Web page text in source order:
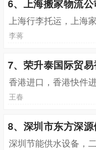
6、上海搬家物流公
上海行李托运，上海
李蒋
7、荣升泰国际贸
香港进口，香港快件
王春
8、深圳市东方深
深圳节能供水设备，